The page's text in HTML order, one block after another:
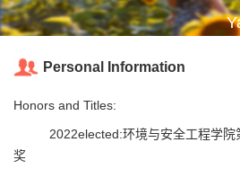
Personal Information
Honors and Titles:
2022elected:环境与安全工程学
奖